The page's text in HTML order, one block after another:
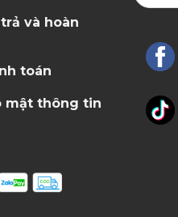
và hoàn
toán
mật thông tin